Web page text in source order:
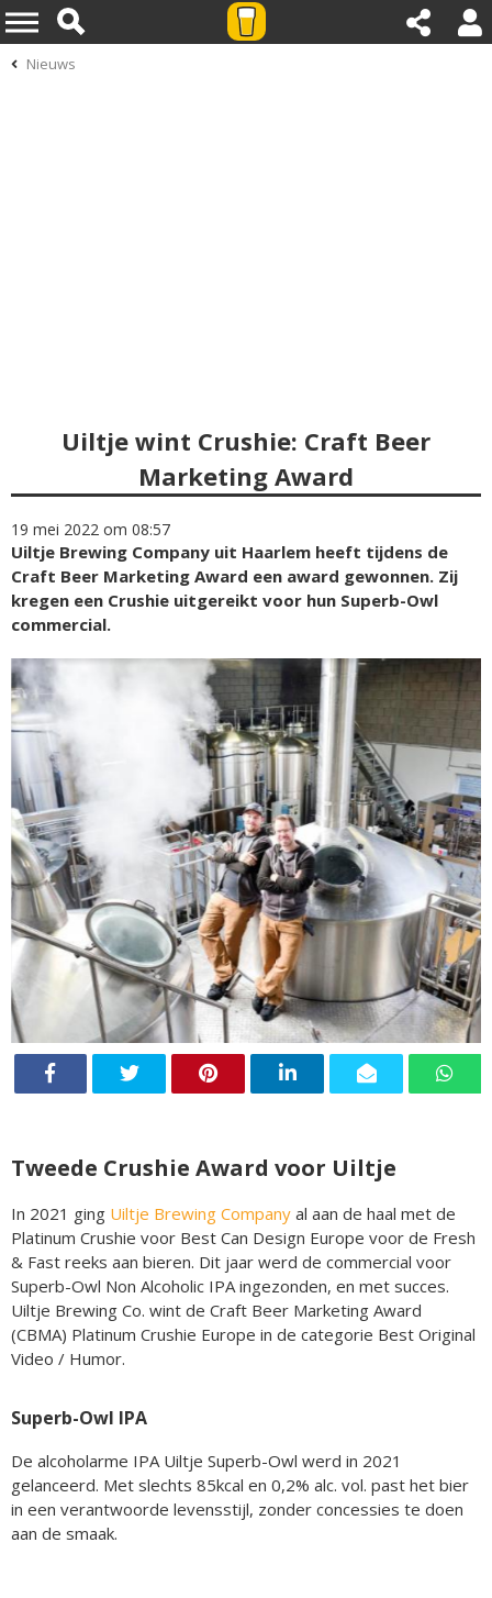
Nieuws
Uiltje wint Crushie: Craft Beer
Marketing Award
19 mei 2022 om 08:57
Uiltje Brewing Company uit Haarlem heeft tijdens de
Craft Beer Marketing Award een award gewonnen. Zij
kregen een Crushie uitgereikt voor hun Superb-Owl
commercial.
Tweede Crushie Award voor Uiltje
In 2021 ging Uiltje Brewing Company al aan de haal met de
Platinum Crushie voor Best Can Design Europe voor de Fresh
& Fast reeks aan bieren. Dit jaar werd de commercial voor
Superb-Owl Non Alcoholic IPA ingezonden, en met succes.
Uiltje Brewing Co. wint de Craft Beer Marketing Award
(CBMA) Platinum Crushie Europe in de categorie Best Original
Video / Humor.
Superb-Owl IPA
De alcoholarme IPA Uiltje Superb-Owl werd in 2021
gelanceerd. Met slechts 85kcal en 0,2% alc. vol. past het bier
in een verantwoorde levensstijl, zonder concessies te doen
aan de smaak.